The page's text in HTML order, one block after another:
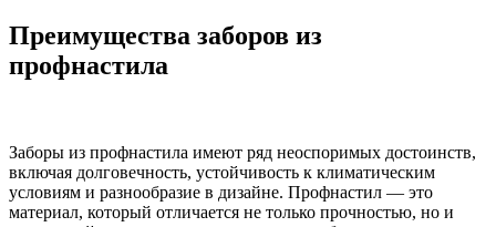
Преимущества заборов из
профнастила
Заборы из профнастила имеют ряд неоспоримых достоинств,
включая долговечность, устойчивость к климатическим
условиям и разнообразие в дизайне. Профнастил — это
материал, который отличается не только прочностью, но и